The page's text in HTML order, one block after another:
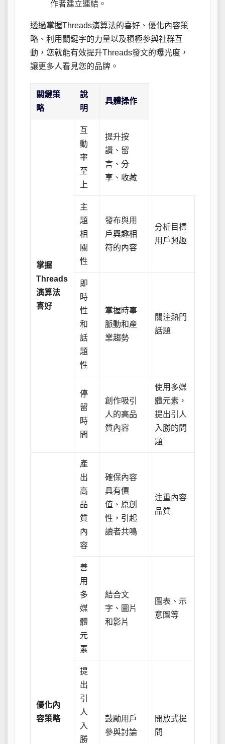
作者建立連結。
透過掌握Threads演算法的喜好、優化內容策
略、利用關鍵字的力量以及積極參與社群互
動，您就能有效提升Threads發文的曝光度，
讓更多人看見您的品牌。
關鍵策
略
說
明
具體操作
掌握
Threads
演算法
喜好
互
動
率
至
上
提升按
讚、留
言、分
享、收藏
主
題
相
關
性
發布與用
戶興趣相
符的內容
分析目標
用戶興趣
即
時
性
和
話
題
性
掌握時事
脈動和產
業趨勢
關注熱門
話題
停
留
時
間
創作吸引
人的高品
質內容
使用多媒
體元素，
提出引人
入勝的問
題
優化內
容策略
產
出
高
品
質
內
容
確保內容
具有價
值、原創
性，引起
讀者共鳴
注重內容
品質
善
用
多
媒
體
元
素
結合文
字、圖片
和影片
圖表、示
意圖等
提
出
引
人
入
勝
鼓勵用戶
參與討論
開放式提
問